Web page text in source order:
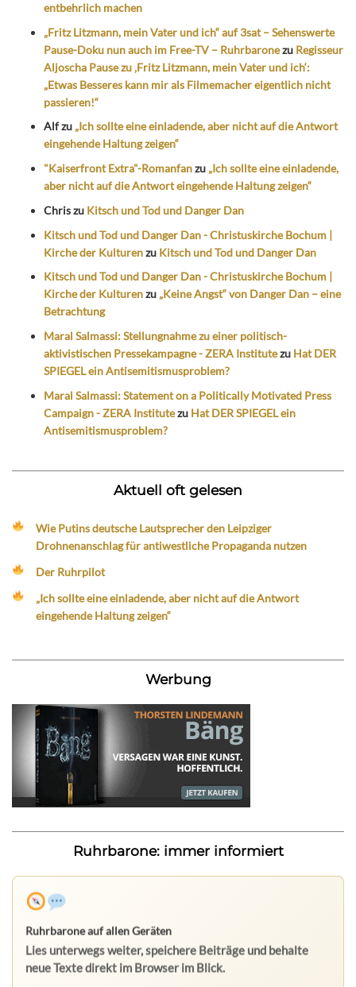
entbehrlich machen
„Fritz Litzmann, mein Vater und ich“ auf 3sat – Sehenswerte
Pause-Doku nun auch im Free-TV – Ruhrbaronezu Regisseur
Aljoscha Pause zu ‚Fritz Litzmann, mein Vater und ich‘:
„Etwas Besseres kann mir als Filmemacher eigentlich nicht
passieren!“
Alfzu „Ich sollte eine einladende, aber nicht auf die Antwort
eingehende Haltung zeigen“
"Kaiserfront Extra"-Romanfanzu „Ich sollte eine einladende,
aber nicht auf die Antwort eingehende Haltung zeigen“
Chriszu Kitsch und Tod und Danger Dan
Kitsch und Tod und Danger Dan - Christuskirche Bochum |
Kirche der Kulturenzu Kitsch und Tod und Danger Dan
Kitsch und Tod und Danger Dan - Christuskirche Bochum |
Kirche der Kulturenzu „Keine Angst“ von Danger Dan – eine
Betrachtung
Maral Salmassi: Stellungnahme zu einer politisch-
aktivistischen Pressekampagne - ZERA Institutezu Hat DER
SPIEGEL ein Antisemitismusproblem?
Maral Salmassi: Statement on a Politically Motivated Press
Campaign - ZERA Institutezu Hat DER SPIEGEL ein
Antisemitismusproblem?
Aktuell oft gelesen
Wie Putins deutsche Lautsprecher den Leipziger
Drohnenanschlag für antiwestliche Propaganda nutzen
Der Ruhrpilot
„Ich sollte eine einladende, aber nicht auf die Antwort
eingehende Haltung zeigen“
Werbung
Ruhrbarone: immer informiert